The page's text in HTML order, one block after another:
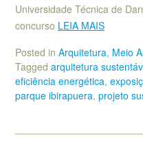
Universidade Técnica de
concurso LEIA MAIS
Posted in Arquitetura, Meio
Tagged arquitetura
eficiência energética,
parque ibirapuera, projeto